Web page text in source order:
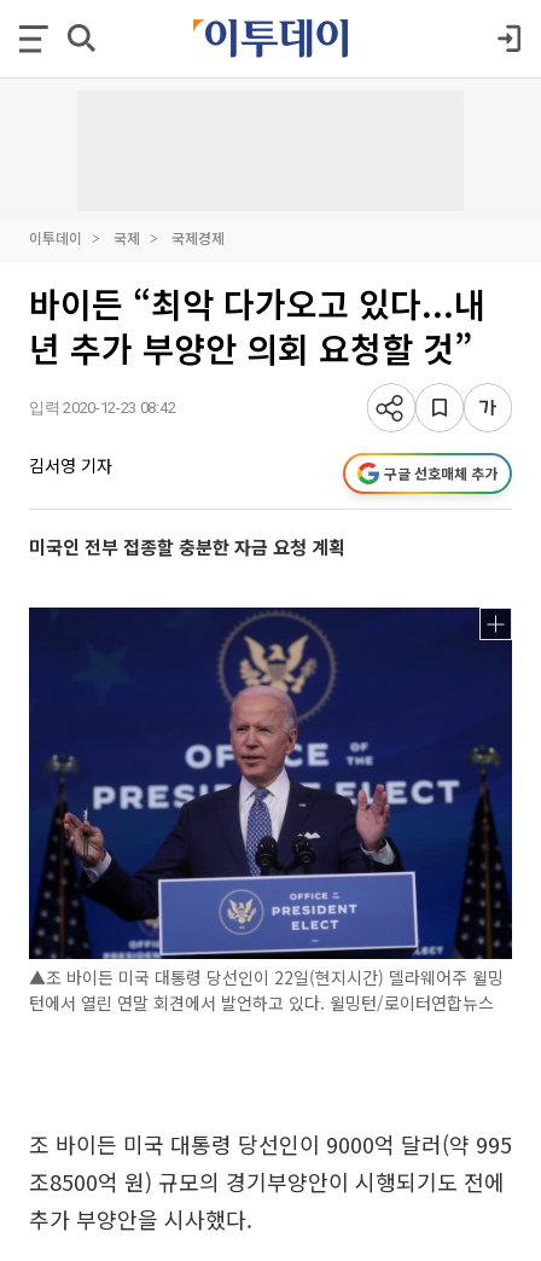
이투데이 국제 국제경제
바이든 “최악 다가오고 있다...내
년 추가 부양안 의회 요청할 것”
입력 2020-12-23 08:42
김서영 기자 구글 선호매체 추가
미국인 전부 접종할 충분한 자금 요청 계획
▲조 바이든 미국 대통령 당선인이 22일(현지시간) 델라웨어주 윌밍
턴에서 열린 연말 회견에서 발언하고 있다. 윌밍턴/로이터연합뉴스
조 바이든 미국 대통령 당선인이 9000억 달러(약 995
조8500억 원) 규모의 경기부양안이 시행되기도 전에
추가 부양안을 시사했다.